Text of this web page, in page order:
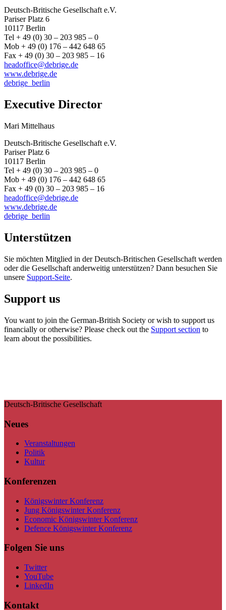
Deutsch-Britische Gesellschaft e.V.
Pariser Platz 6
10117 Berlin
Tel + 49 (0) 30 – 203 985 – 0
Mob + 49 (0) 176 – 442 648 65
Fax + 49 (0) 30 – 203 985 – 16
headoffice@debrige.de
www.debrige.de
debrige_berlin
Executive Director
Mari Mittelhaus
Deutsch-Britische Gesellschaft e.V.
Pariser Platz 6
10117 Berlin
Tel + 49 (0) 30 – 203 985 – 0
Mob + 49 (0) 176 – 442 648 65
Fax + 49 (0) 30 – 203 985 – 16
headoffice@debrige.de
www.debrige.de
debrige_berlin
Unterstützen
Sie möchten Mitglied in der Deutsch-Britischen Gesellschaft werden
oder die Gesellschaft anderweitig unterstützen? Dann besuchen Sie
unsere Support-Seite.
Support us
You want to join the German-British Society or wish to support us
financially or otherwise? Please check out the Support section to
learn about the possibilities.
Deutsch-Britische Gesellschaft
Neues
Veranstaltungen
Politik
Kultur
Konferenzen
Königswinter Konferenz
Jung Königswinter Konferenz
Economic Königswinter Konferenz
Defence Königswinter Konferenz
Folgen Sie uns
Twitter
YouTube
LinkedIn
Kontakt